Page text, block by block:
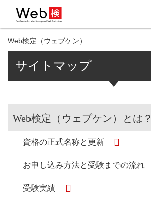
Web検定（ウェブケン）
サイトマップ
Web検定（ウェブケン）とは？
資格の正式名称と更新
お申し込み方法と受験までの流れ
受験実績